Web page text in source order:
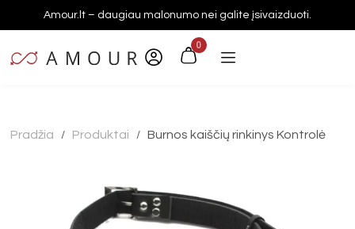
Amour.lt – daugiau malonumo nei galite įsivaizduoti.
0
Pradžia / Produktai / Burnos kaiščių rinkinys Kontrolė